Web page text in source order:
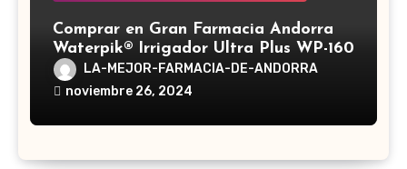
Comprar en Gran Farmacia Andorra
Waterpik® Irrigador Ultra Plus WP-160
LA-MEJOR-FARMACIA-DE-ANDORRA
noviembre 26, 2024